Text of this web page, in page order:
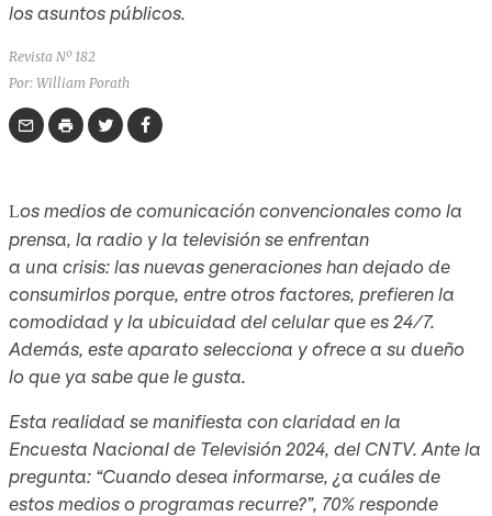
Revista Nº 182
Por: William Porath
los asuntos públicos.
Los medios de comunicación convencionales como la
prensa, la radio y la televisión se enfrentan
a una crisis: las nuevas generaciones han dejado de
consumirlos porque, entre otros factores, prefieren la
comodidad y la ubicuidad del celular que es 24/7.
Además, este aparato selecciona y ofrece a su dueño
lo que ya sabe que le gusta.
Esta realidad se manifiesta con claridad en la
Encuesta Nacional de Televisión 2024, del CNTV. Ante la
pregunta: “Cuando desea informarse, ¿a cuáles de
estos medios o programas recurre?”, 70% responde